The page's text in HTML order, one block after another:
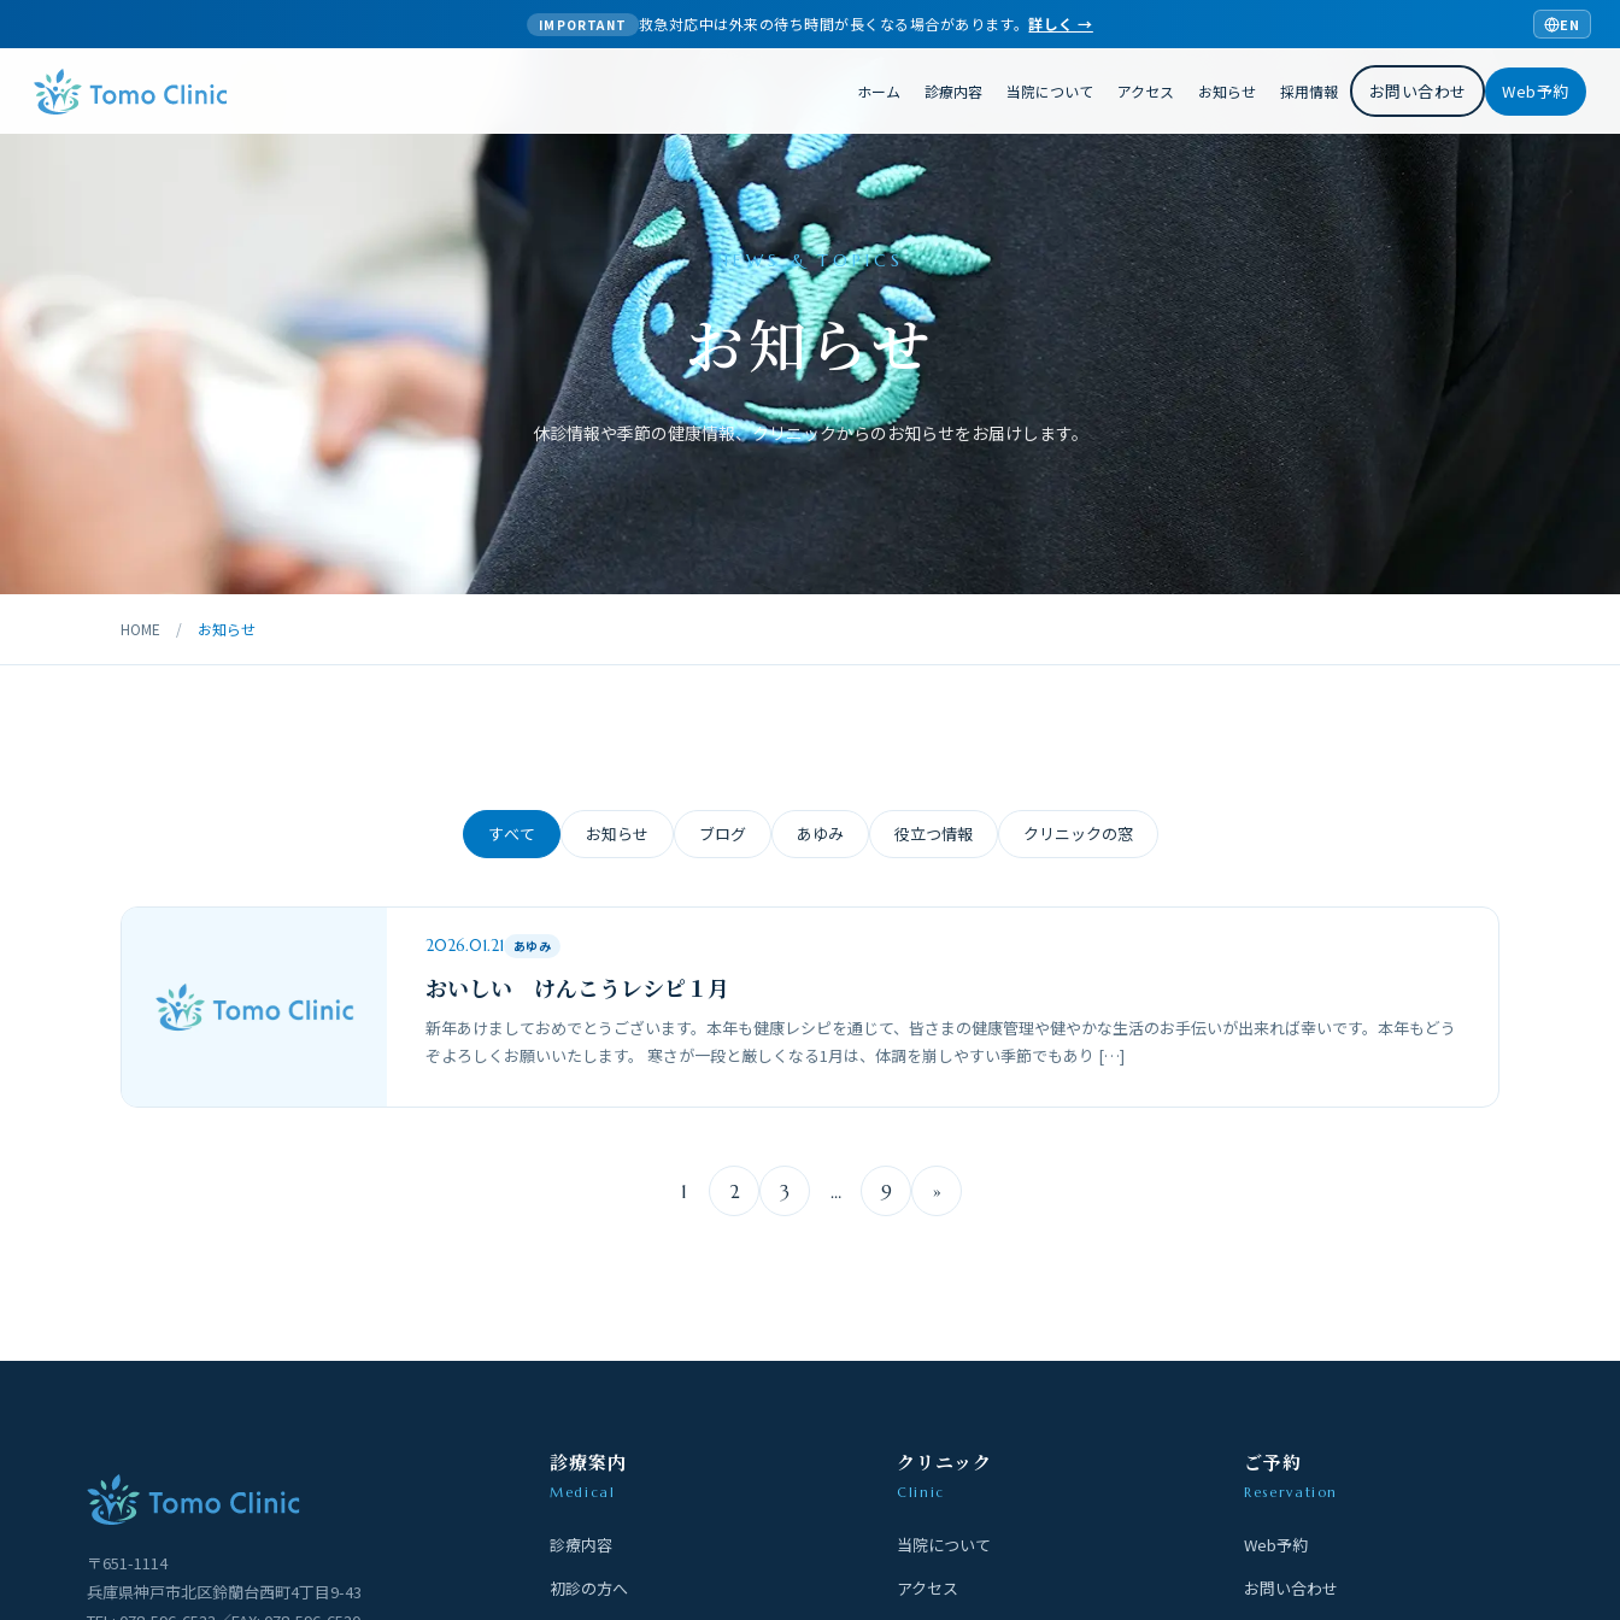
IMPORTANT 救急対応中は外来の待ち時間が長くなる場合があります。詳しく → EN
ホーム 診療内容 当院について アクセス お知らせ 採用情報 お問い合わせ Web予約
NEWS & TOPICS
お知らせ
休診情報や季節の健康情報、クリニックからのお知らせをお届けします。
HOME / お知らせ
すべて お知らせ ブログ あゆみ 役立つ情報 クリニックの窓
2026.01.21 あゆみ
おいしい けんこうレシピ１月
新年あけましておめでとうございます。本年も健康レシピを通じて、皆さまの健康管理や健やかな生活のお手伝いが出来れば幸いです。本年もどう
ぞよろしくお願いいたします。 寒さが一段と厳しくなる1月は、体調を崩しやすい季節でもあり […]
1 2 3 … 9 »
〒651-1114
兵庫県神戸市北区鈴蘭台西町4丁目9-43
診療案内
Medical
診療内容
初診の方へ
クリニック
Clinic
当院について
アクセス
ご予約
Reservation
Web予約
お問い合わせ